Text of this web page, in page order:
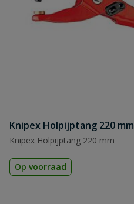
Knipex Holpijptang 220 mm
Knipex Holpijptang 220 mm
Op voorraad